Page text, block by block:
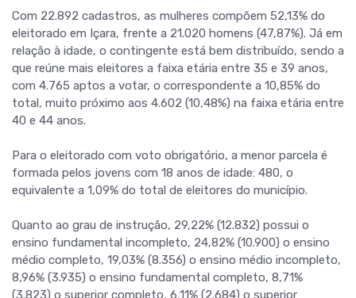
Com 22.892 cadastros, as mulheres compõem 52,13% do
eleitorado em Içara, frente a 21.020 homens (47,87%). Já em
relação à idade, o contingente está bem distribuído, sendo a
que reúne mais eleitores a faixa etária entre 35 e 39 anos,
com 4.765 aptos a votar, o correspondente a 10,85% do
total, muito próximo aos 4.602 (10,48%) na faixa etária entre
40 e 44 anos.
Para o eleitorado com voto obrigatório, a menor parcela é
formada pelos jovens com 18 anos de idade: 480, o
equivalente a 1,09% do total de eleitores do município.
Quanto ao grau de instrução, 29,22% (12.832) possui o
ensino fundamental incompleto, 24,82% (10.900) o ensino
médio completo, 19,03% (8.356) o ensino médio incompleto,
8,96% (3.935) o ensino fundamental completo, 8,71%
(3.823) o superior completo, 6,11% (2.684) o superior